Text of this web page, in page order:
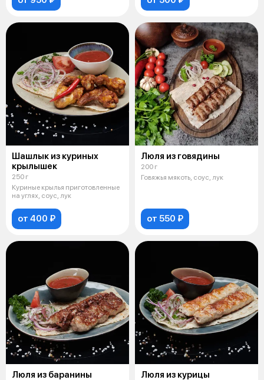
Шашлык из куриных
крылышек
250 г
Куриные крылья приготовленные
на углях, соус, лук
от 400 ₽
Люля из говядины
200 г
Говяжья мякоть, соус, лук
от 550 ₽
Люля из баранины Люля из курицы